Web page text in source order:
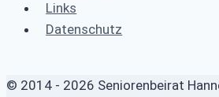
Links
Datenschutz
© 2014 - 2026 Seniorenbeirat